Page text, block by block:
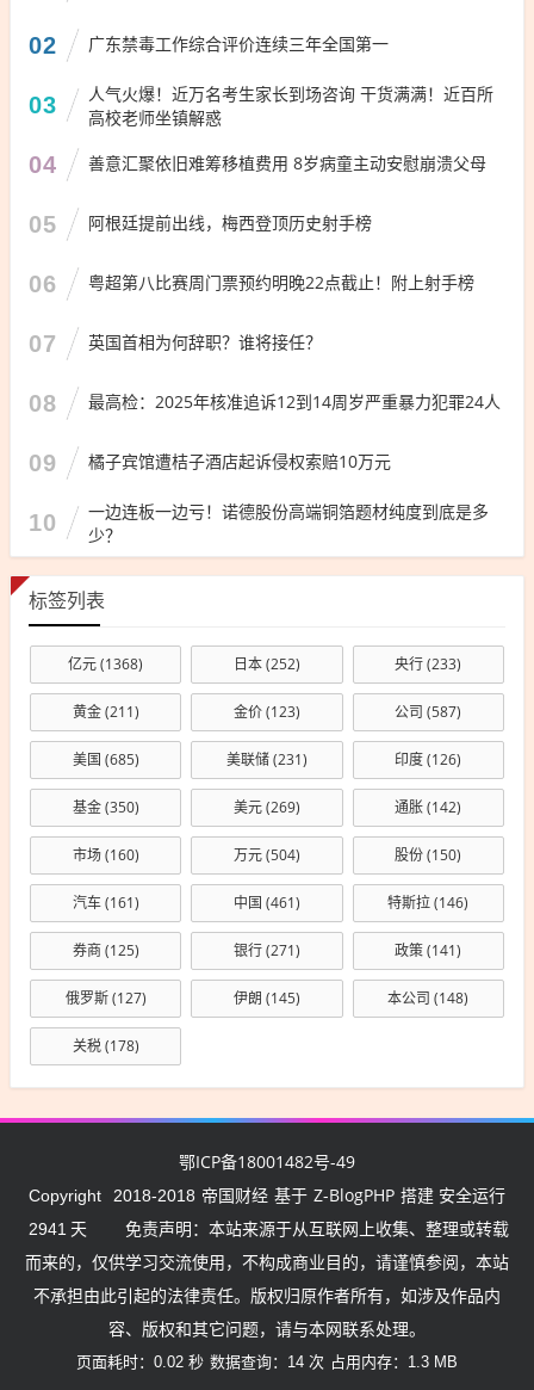
02 广东禁毒工作综合评价连续三年全国第一
03
人气火爆！近万名考生家长到场咨询 干货满满！近百所
高校老师坐镇解惑
04 善意汇聚依旧难筹移植费用 8岁病童主动安慰崩溃父母
05 阿根廷提前出线，梅西登顶历史射手榜
06 粤超第八比赛周门票预约明晚22点截止！附上射手榜
07 英国首相为何辞职？谁将接任？
08 最高检：2025年核准追诉12到14周岁严重暴力犯罪24人
09 橘子宾馆遭桔子酒店起诉侵权索赔10万元
10
一边连板一边亏！诺德股份高端铜箔题材纯度到底是多
少？
标签列表
亿元(1368) 日本(252) 央行(233)
黄金(211) 金价(123) 公司 (587)
美国 (685) 美联储(231) 印度(126)
基金(350) 美元(269) 通胀(142)
市场(160) 万元(504) 股份(150)
汽车(161) 中国 (461) 特斯拉(146)
券商(125) 银行(271) 政策(141)
俄罗斯(127) 伊朗 (145) 本公司 (148)
关税(178)
鄂ICP备18001482号-49
Copyright 2018-2018 帝国财经 基于 Z-BlogPHP 搭建 安全运行
2941 天
免责声明：本站来源于从互联网上收集、整理或转载
而来的，仅供学习交流使用，不构成商业目的，请谨慎参阅，本站
不承担由此引起的法律责任。版权归原作者所有，如涉及作品内
容、版权和其它问题，请与本网联系处理。
页面耗时：0.02 秒 数据查询：14 次 占用内存：1.3 MB